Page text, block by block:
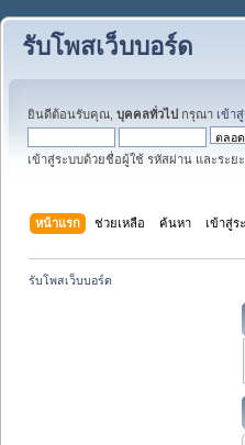
รับโพสเว็บบอร์ด
ยินดีต้อนรับคุณ, บุคคลทั่วไป กรุณา เข้า
เข้าสู่ระบบด้วยชื่อผู้ใช้ รหัสผ่าน และระย
หน้าแรก ช่วยเหลือ ค้นหา เข้าสู่ร
รับโพสเว็บบอร์ด